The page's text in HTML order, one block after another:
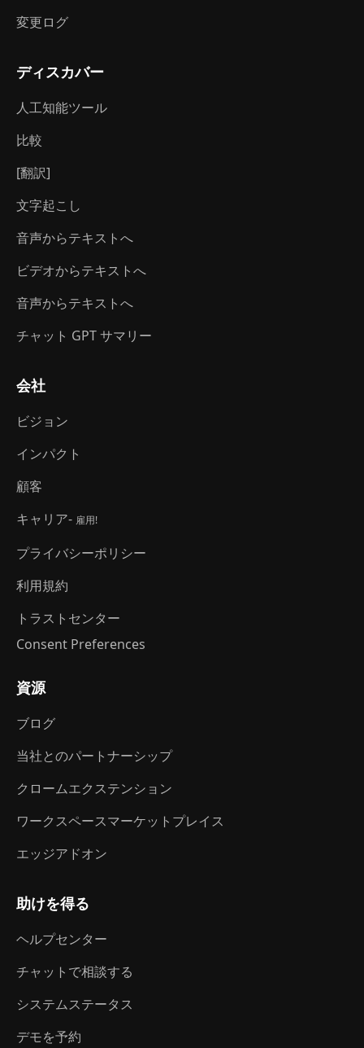
変更ログ
ディスカバー
人工知能ツール
比較
[翻訳]
文字起こし
音声からテキストへ
ビデオからテキストへ
音声からテキストへ
チャット GPT サマリー
会社
ビジョン
インパクト
顧客
キャリア- 雇用!
プライバシーポリシー
利用規約
トラストセンター
Consent Preferences
資源
ブログ
当社とのパートナーシップ
クロームエクステンション
ワークスペースマーケットプレイス
エッジアドオン
助けを得る
ヘルプセンター
チャットで相談する
システムステータス
デモを予約